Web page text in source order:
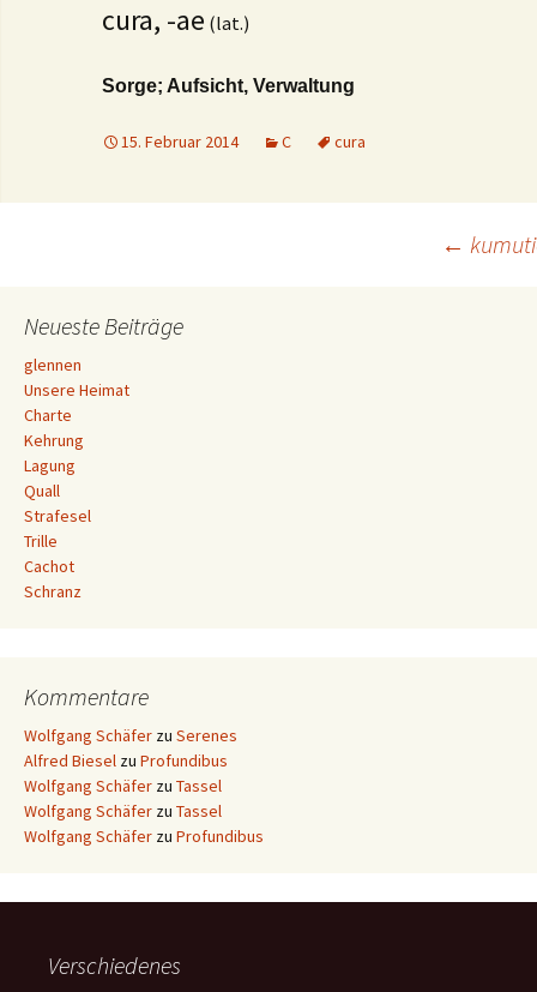
cura, -ae (lat.)
Sorge; Aufsicht, Verwaltung
15. Februar 2014 C cura
Navigation
←
Neueste Beiträge
glennen
Unsere Heimat
Charte
Kehrung
Lagung
Quall
Strafesel
Trille
Cachot
Schranz
Kommentare
Wolfgang Schäfer zu Serenes
Alfred Biesel zu Profundibus
Wolfgang Schäfer zu Tassel
Wolfgang Schäfer zu Tassel
Wolfgang Schäfer zu Profundibus
Verschiedenes